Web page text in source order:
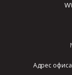
Адрес